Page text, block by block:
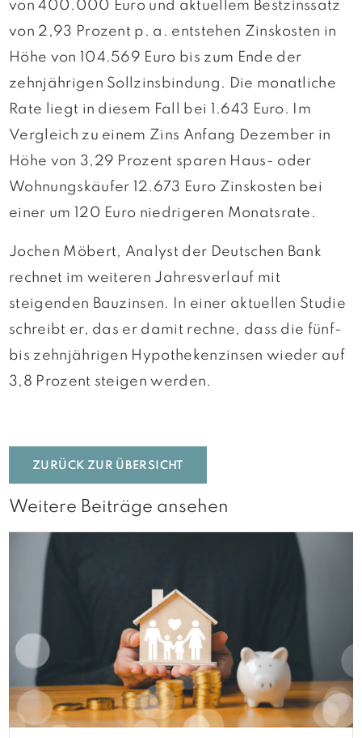
von 400.000 Euro und aktuellem Bestzinssatz
von 2,93 Prozent p. a. entstehen Zinskosten in
Höhe von 104.569 Euro bis zum Ende der
zehnjährigen Sollzinsbindung. Die monatliche
Rate liegt in diesem Fall bei 1.643 Euro. Im
Vergleich zu einem Zins Anfang Dezember in
Höhe von 3,29 Prozent sparen Haus- oder
Wohnungskäufer 12.673 Euro Zinskosten bei
einer um 120 Euro niedrigeren Monatsrate.
Jochen Möbert, Analyst der Deutschen Bank
rechnet im weiteren Jahresverlauf mit
steigenden Bauzinsen. In einer aktuellen Studie
schreibt er, das er damit rechne, dass die fünf-
bis zehnjährigen Hypothekenzinsen wieder auf
3,8 Prozent steigen werden.
ZURÜCK ZUR ÜBERSICHT
Weitere Beiträge ansehen